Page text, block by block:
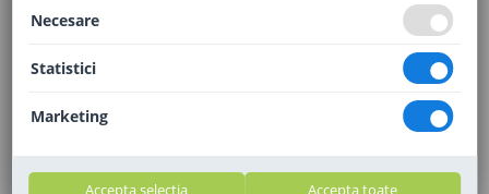
Necesare
Statistici
Marketing
Accepta selectia Accepta toate